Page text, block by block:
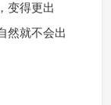
变得更出
然就不会出